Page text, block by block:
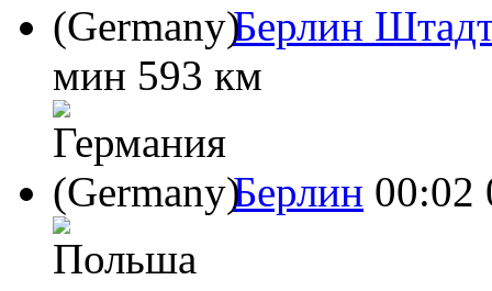
Берлин
мин 593 км
Берлин 00:02